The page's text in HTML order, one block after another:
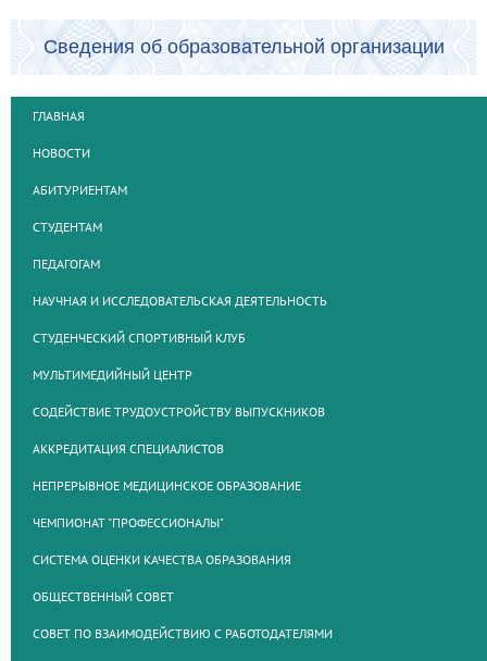
Сведения об образовательной организации
ГЛАВНАЯ
НОВОСТИ
АБИТУРИЕНТАМ
СТУДЕНТАМ
ПЕДАГОГАМ
НАУЧНАЯ И ИССЛЕДОВАТЕЛЬСКАЯ ДЕЯТЕЛЬНОСТЬ
СТУДЕНЧЕСКИЙ СПОРТИВНЫЙ КЛУБ
МУЛЬТИМЕДИЙНЫЙ ЦЕНТР
СОДЕЙСТВИЕ ТРУДОУСТРОЙСТВУ ВЫПУСКНИКОВ
АККРЕДИТАЦИЯ СПЕЦИАЛИСТОВ
НЕПРЕРЫВНОЕ МЕДИЦИНСКОЕ ОБРАЗОВАНИЕ
ЧЕМПИОНАТ "ПРОФЕССИОНАЛЫ"
СИСТЕМА ОЦЕНКИ КАЧЕСТВА ОБРАЗОВАНИЯ
ОБЩЕСТВЕННЫЙ СОВЕТ
СОВЕТ ПО ВЗАИМОДЕЙСТВИЮ С РАБОТОДАТЕЛЯМИ